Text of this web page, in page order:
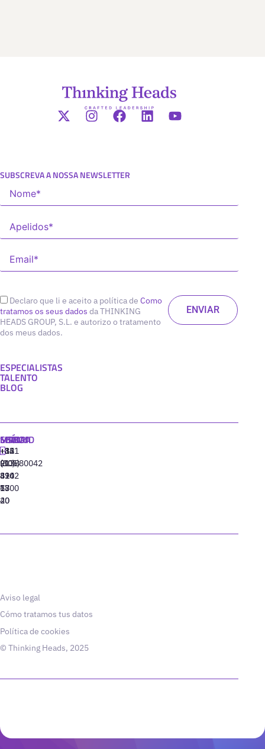
SUBSCREVA A NOSSA NEWSLETTER
Declaro que li e aceito a política de Como
tratamos os seus dados da THINKING
HEADS GROUP, S.L. e autorizo o tratamento
dos meus dados.
ESPECIALISTAS
TALENTO
BLOG
MADRID
+34
91
310
77
40
MIAMI
+1
(305)
424
13
20
SEÚL
+82
(10)
8942
6800
LISBOA
‪+351
213880042
Aviso legal
Cómo tratamos tus datos
Política de cookies
© Thinking Heads, 2025